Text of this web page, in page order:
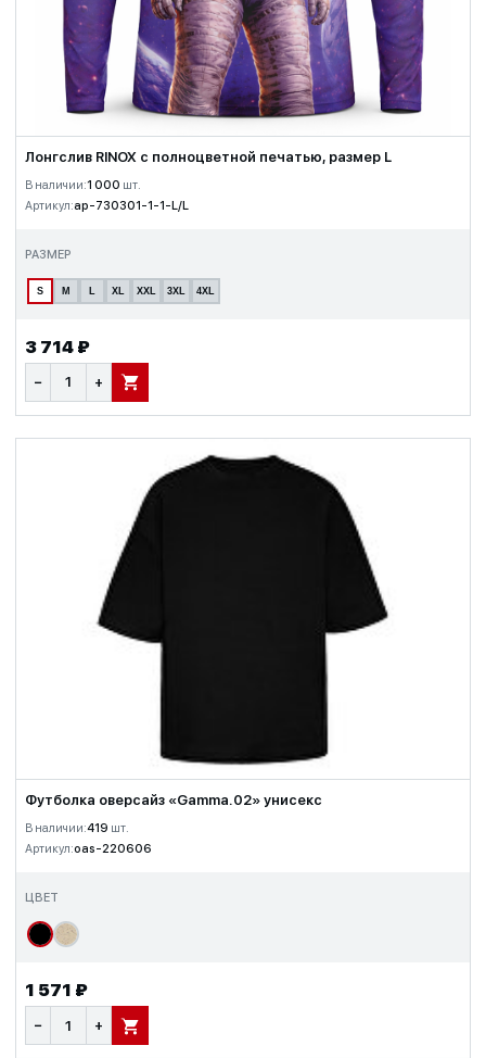
Лонгслив RINOX с полноцветной печатью, размер L
В наличии:1 000 шт.
Артикул:ap-730301-1-1-L/L
РАЗМЕР
S M XL XXL 3XL 4XL
3 714 ₽
− + В КОРЗИНУ
Футболка оверсайз «Gamma.02» унисекс
В наличии:419 шт.
Артикул:oas-220606
ЦВЕТ
1 571 ₽
− + В КОРЗИНУ